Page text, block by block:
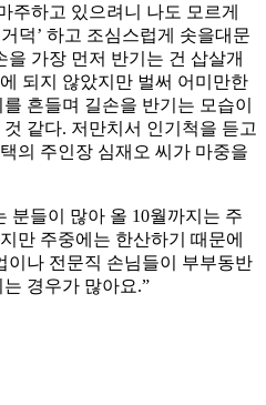
주하고 있으려니 나도 모르게
덕’ 하고 조심스럽게 솟을대문
가장 먼저 반기는 건 삽살개
되지 않았지만 벌써 어미만한
흔들며 길손을 반기는 모습이
같다. 저만치서 인기척을 듣고
의 주인장 심재오 씨가 마중을
분들이 많아 올 10월까지는 주
만 주중에는 한산하기 때문에
이나 전문직 손님들이 부부동반
경우가 많아요.”